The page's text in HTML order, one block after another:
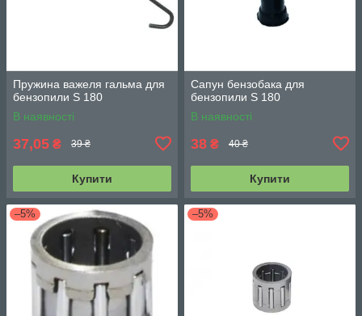
Пружина важеля гальма для
бензопили S 180
В наявності
37,05 ₴ 39 ₴
Купити
Сапун бензобака для
бензопили S 180
В наявності
38 ₴ 40 ₴
Купити
–5% –5%